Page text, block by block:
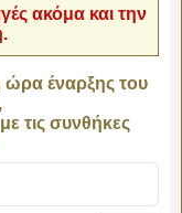
ακόμα και την
ώρα έναρξης του
τις συνθήκες